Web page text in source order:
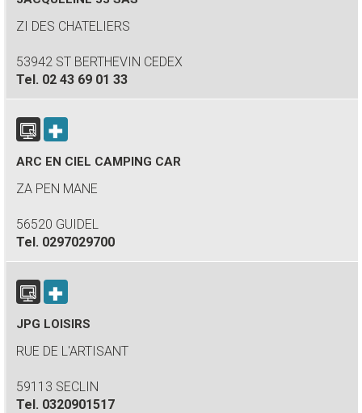
ZI DES CHATELIERS
53942 ST BERTHEVIN CEDEX
Tel. 02 43 69 01 33
ARC EN CIEL CAMPING CAR
ZA PEN MANE
56520 GUIDEL
Tel. 0297029700
JPG LOISIRS
RUE DE L'ARTISANT
59113 SECLIN
Tel. 0320901517